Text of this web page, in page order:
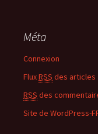
Méta
Connexion
FluxRSS des articles
RSS des
Site de WordPress-